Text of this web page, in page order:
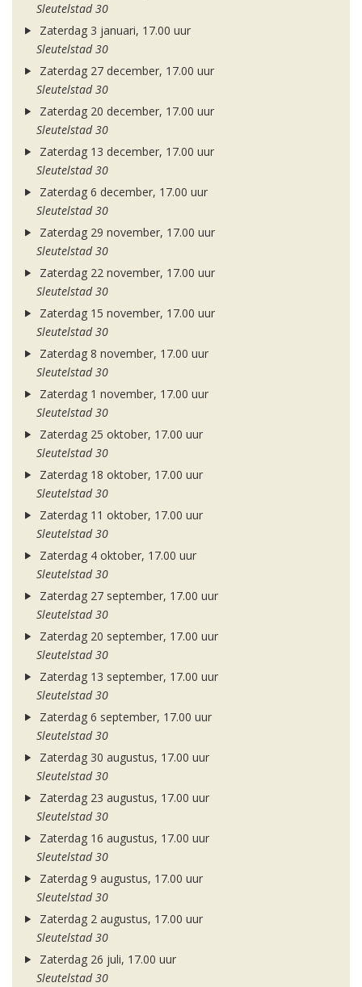
Sleutelstad 30
Zaterdag 3 januari, 17.00 uur
Sleutelstad 30
Zaterdag 27 december, 17.00 uur
Sleutelstad 30
Zaterdag 20 december, 17.00 uur
Sleutelstad 30
Zaterdag 13 december, 17.00 uur
Sleutelstad 30
Zaterdag 6 december, 17.00 uur
Sleutelstad 30
Zaterdag 29 november, 17.00 uur
Sleutelstad 30
Zaterdag 22 november, 17.00 uur
Sleutelstad 30
Zaterdag 15 november, 17.00 uur
Sleutelstad 30
Zaterdag 8 november, 17.00 uur
Sleutelstad 30
Zaterdag 1 november, 17.00 uur
Sleutelstad 30
Zaterdag 25 oktober, 17.00 uur
Sleutelstad 30
Zaterdag 18 oktober, 17.00 uur
Sleutelstad 30
Zaterdag 11 oktober, 17.00 uur
Sleutelstad 30
Zaterdag 4 oktober, 17.00 uur
Sleutelstad 30
Zaterdag 27 september, 17.00 uur
Sleutelstad 30
Zaterdag 20 september, 17.00 uur
Sleutelstad 30
Zaterdag 13 september, 17.00 uur
Sleutelstad 30
Zaterdag 6 september, 17.00 uur
Sleutelstad 30
Zaterdag 30 augustus, 17.00 uur
Sleutelstad 30
Zaterdag 23 augustus, 17.00 uur
Sleutelstad 30
Zaterdag 16 augustus, 17.00 uur
Sleutelstad 30
Zaterdag 9 augustus, 17.00 uur
Sleutelstad 30
Zaterdag 2 augustus, 17.00 uur
Sleutelstad 30
Zaterdag 26 juli, 17.00 uur
Sleutelstad 30